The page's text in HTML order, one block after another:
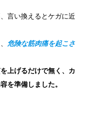
言い換えるとケガに近
危険な筋肉痛を起こさ
上げるだけで無く、カ
を準備しました。